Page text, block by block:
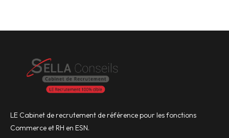
LE Cabinet de recrutement de référence pour les fonctions
Commerce et RH en ESN.